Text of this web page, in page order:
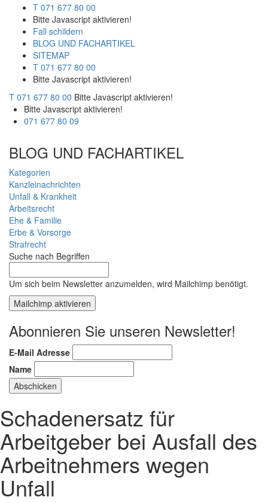
T 071 677 80 00
Bitte Javascript aktivieren!
Fall schildern
BLOG UND FACHARTIKEL
SITEMAP
T 071 677 80 00
Bitte Javascript aktivieren!
T 071 677 80 00 Bitte Javascript aktivieren!
Bitte Javascript aktivieren!
071 677 80 09
BLOG UND FACHARTIKEL
Kategorien
Kanzleinachrichten
Unfall & Krankheit
Arbeitsrecht
Ehe & Familie
Erbe & Vorsorge
Strafrecht
Suche nach Begriffen
Um sich beim Newsletter anzumelden, wird Mailchimp benötigt.
Mailchimp aktivieren
Abonnieren Sie unseren Newsletter!
E-Mail Adresse
Name
Schadenersatz für
Arbeitgeber bei Ausfall des
Arbeitnehmers wegen
Unfall